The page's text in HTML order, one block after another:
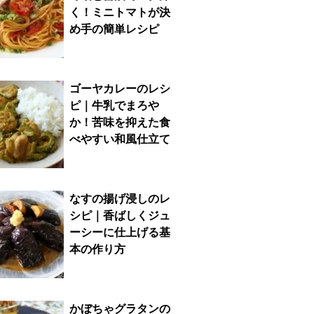
く！ミニトマトが決
め手の簡単レシピ
ゴーヤカレーのレシ
ピ｜牛乳でまろや
か！苦味を抑えた食
べやすい和風仕立て
なすの揚げ浸しのレ
シピ｜香ばしくジュ
ーシーに仕上げる基
本の作り方
かぼちゃグラタンの